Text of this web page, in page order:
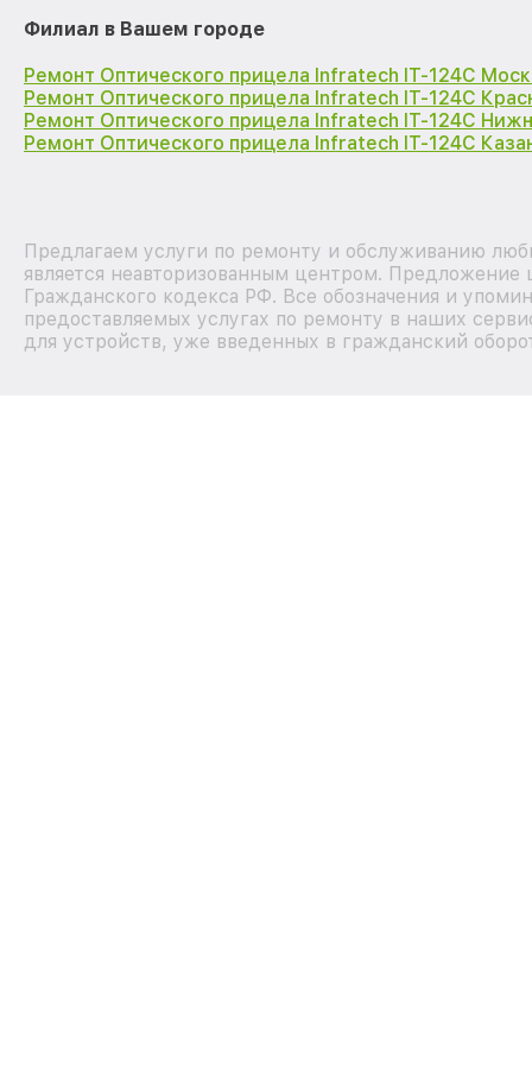
Филиал в Вашем городе
Ремонт Оптического прицела Infratech IT-124C
Ремонт Оптического прицела Infratech IT-124C
Ремонт Оптического прицела Infratech IT-124C
Ремонт Оптического прицела Infratech IT-124C
Предлагаем услуги по ремонту и обслуживанию
является неавторизованным центром.
Гражданского кодекса РФ. Все обозначения и
предоставляемых услугах по ремонту в наших
для устройств, уже введенных в гражданский